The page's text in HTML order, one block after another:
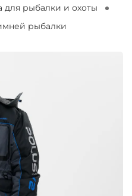
для рыбалки и охоты
рыбалки